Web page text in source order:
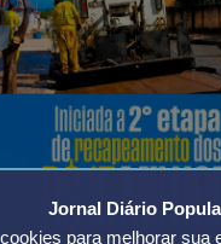
Jornal Diário
para melhorar sua